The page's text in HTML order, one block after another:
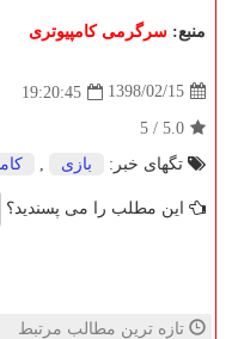
منبع: سرگرمی كامپیوتری
1398/02/15
19:20:45
5.0
/
5
تگهای خبر:
بازی
این مطلب را می پسندید؟
تازه ترین مطالب مرتبط